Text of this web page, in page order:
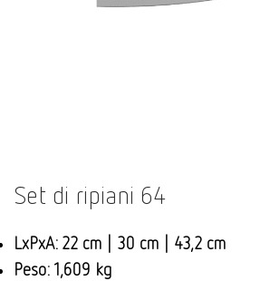
Set di ripiani 64
LxPxA: 22 cm | 30 cm | 43,2 cm
Peso: 1,609 kg